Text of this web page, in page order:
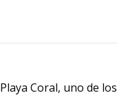
Coral, uno de los